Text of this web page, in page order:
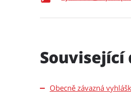
Obecně závazná